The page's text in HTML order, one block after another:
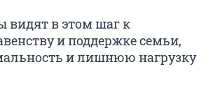
видят в этом шаг к
и поддержке семьи,
и лишнюю нагрузку